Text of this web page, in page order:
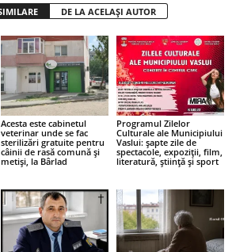
DE LA ACELAȘI AUTOR
Acesta este cabinetul
veterinar unde se fac
sterilizări gratuite pentru
câinii de rasă comună și
metiși, la Bârlad
Programul Zilelor
Culturale ale Municipiului
Vaslui: șapte zile de
spectacole, expoziții, film,
literatură, știință și sport